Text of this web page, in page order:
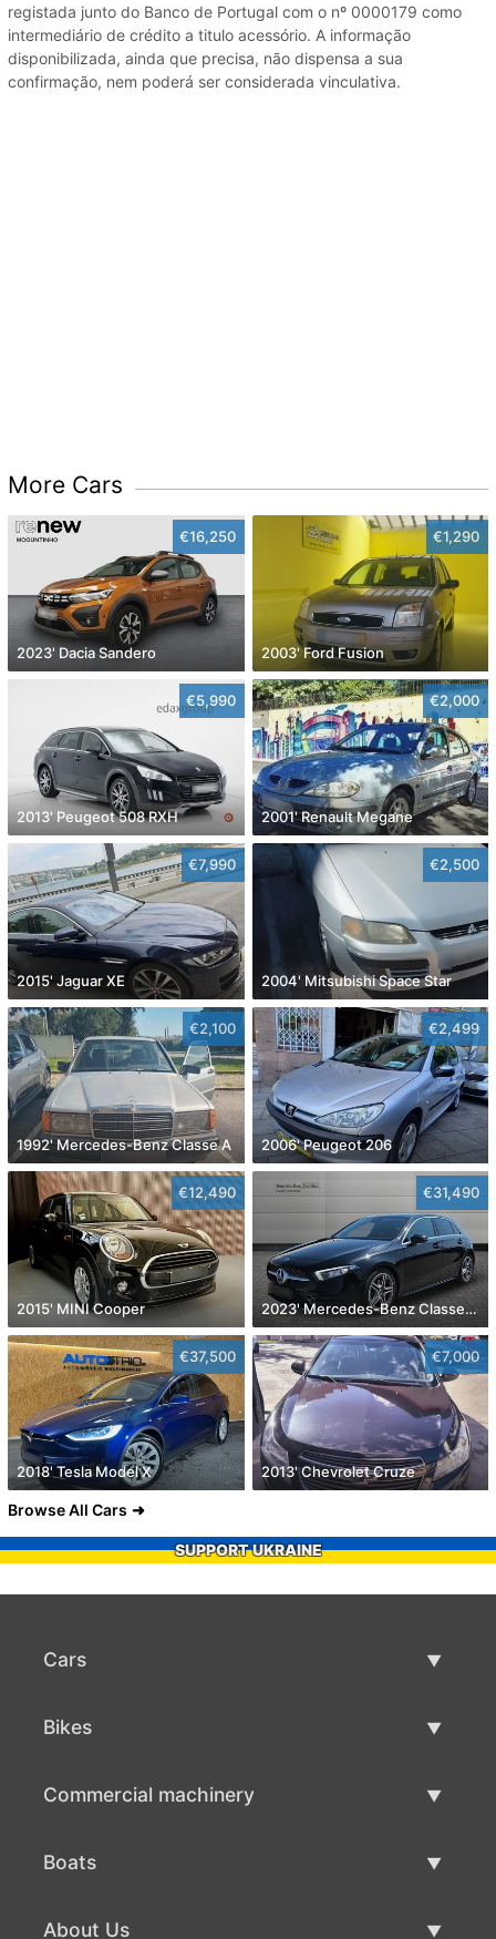
registada junto do Banco de Portugal com o nº 0000179 como
intermediário de crédito a titulo acessório. A informação
disponibilizada, ainda que precisa, não dispensa a sua
confirmação, nem poderá ser considerada vinculativa.
More Cars
€16,250
2023' Dacia Sandero
€1,290
2003' Ford Fusion
€5,990
2013' Peugeot 508 RXH
€2,000
2001' Renault Megane
€7,990
2015' Jaguar XE
€2,500
2004' Mitsubishi Space Star
€2,100
1992' Mercedes-Benz Classe A
€2,499
2006' Peugeot 206
€12,490
2015' MINI Cooper
€31,490
2023' Mercedes-Benz Classe A D Amg Line Aut.
€37,500
2018' Tesla Model X
€7,000
2013' Chevrolet Cruze
Browse All Cars
SUPPORT UKRAINE
Cars
Bikes
Commercial machinery
Boats
About Us